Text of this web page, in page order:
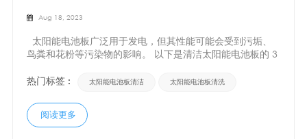
Aug 18, 2023
太阳能电池板广泛用于发电，但其性能可能会受到污垢、
鸟粪和花粉等污染物的影响。 以下是清洁太阳能电池板的 3
装的面板使用安全绳。2. 使用温和的清洁方法，避免划伤表
择清晨或晚上面板温度较低时...
热门标签 : 太阳能电池板清洁 太阳能电池板清洗
阅读更多